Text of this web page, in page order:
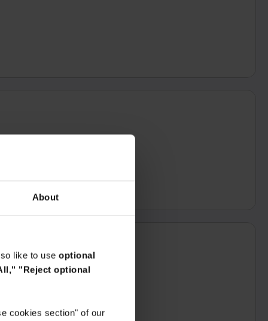
About
like to use optional
"Reject optional
cookies section" of our